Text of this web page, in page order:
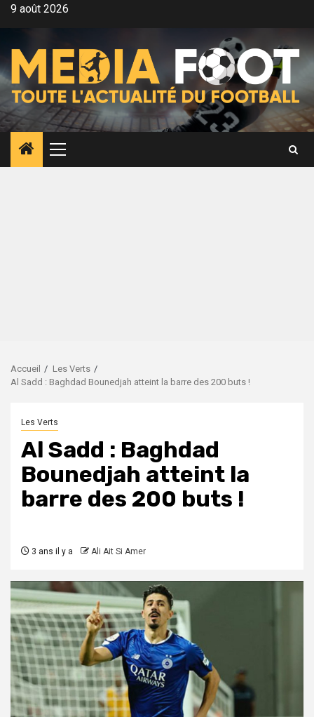
Aller9 août 2026
Menu
principal
Accueil
Les Verts
Al Sadd : Baghdad Bounedjah atteint la barre des 200 buts !
Les Verts
Al Sadd : Baghdad
Bounedjah atteint la
barre des 200 buts !
3 ans il y a Ali Ait Si Amer